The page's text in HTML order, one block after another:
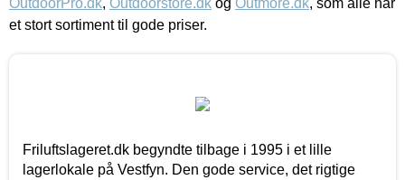
et stort sortiment til gode priser.
Friluftslageret.dk begyndte tilbage i 1995 i et lille
lagerlokale på Vestfyn. Den gode service, det rigtige